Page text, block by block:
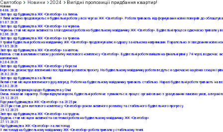
Святобор Новини 2024 Вигідні пропозиції придбання квартир!
Новини
04.08.2026
Звіт про хід будівництва ЖК «Святобор» за липень
У Липні активно продовжуються будівельні роботи у всіх чергах ЖК «Святобор». Роботи тривають від формування нових поверхів до
01 .07.2026
Звіт про хід будівництва ЖК «Святобор» за червень
Червень став місяцем активної та злагодженої роботи на будівельному майданчику ЖК «Святобор». Будівельні процеси одночасно тривали у
02.06.2026
Звіт про хід будівництва ЖК «Святобор» за травень
У травні будівельні роботи на майданчику ЖК «Святобор» продовжувалися одразу за кількома напрямками. Паралельно зі зведенням нових
01 .05.2026
Звіт про хід будівництва ЖК «Святобор» за квітень
Квітень став важливим етапом у розвитку житлового комплексу «Святобор». Будівельні роботи вийшли на фінальні рівні у 7-й черзі,
наповнення.
02.04.2026
Звіт про хід будівництва ЖК «Святобор» у березні
Березень демонструє впевнений і послідовний розвиток проєкту. На будівельному майданчику роботи ведуться одночасно на різних секціях і
26.02.2026
Звіт про хід будівництва за Лютий
Лютий став місяцем впевненого руху вперед. Роботи на будівельному майданчику тривають стабільно. Наразі будівельні роботи тривають на
02.02.2026
Оновлена інформація щодо будівництва у Січні
Січень показав характер. Попри відчутні морози, будівельні роботи не зупиняються: процес організовано з урахуванням зимових умов, а
29.12.2025
Підсумки будівництва ЖК «Святобор» за 2025 рік
2025 рік став для житлового комплексу «Святобор» роком активного розвитку та стабільного будівельного прогресу.
29.12.2025
Звіт про хід будівництва ЖК «Святобор» за грудень
Грудень став місяцем активної та системної роботи на будівельному майданчику ЖК «Святобор»
27.11.2025
Хід будівництва ЖК «Святобор» за листопад
У листопаді на будівельному майданчику ЖК «Святобор» роботи тривали у стабільному темпі.